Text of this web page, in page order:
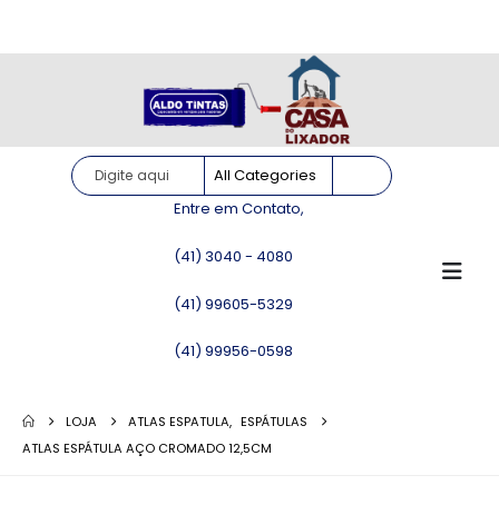
Entre em Contato,
(41) 3040 - 4080
(41) 99605-5329
(41) 99956-0598
LOJA ATLAS ESPATULA, ESPÁTULAS
ATLAS ESPÁTULA AÇO CROMADO 12,5CM